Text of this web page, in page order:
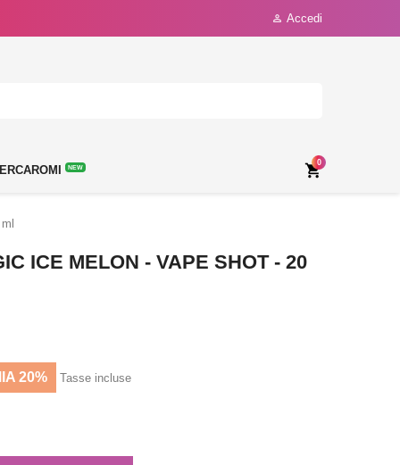
 Accedi
NEW 
0
ICE MELON - VAPE SHOT - 20
20% Tasse incluse